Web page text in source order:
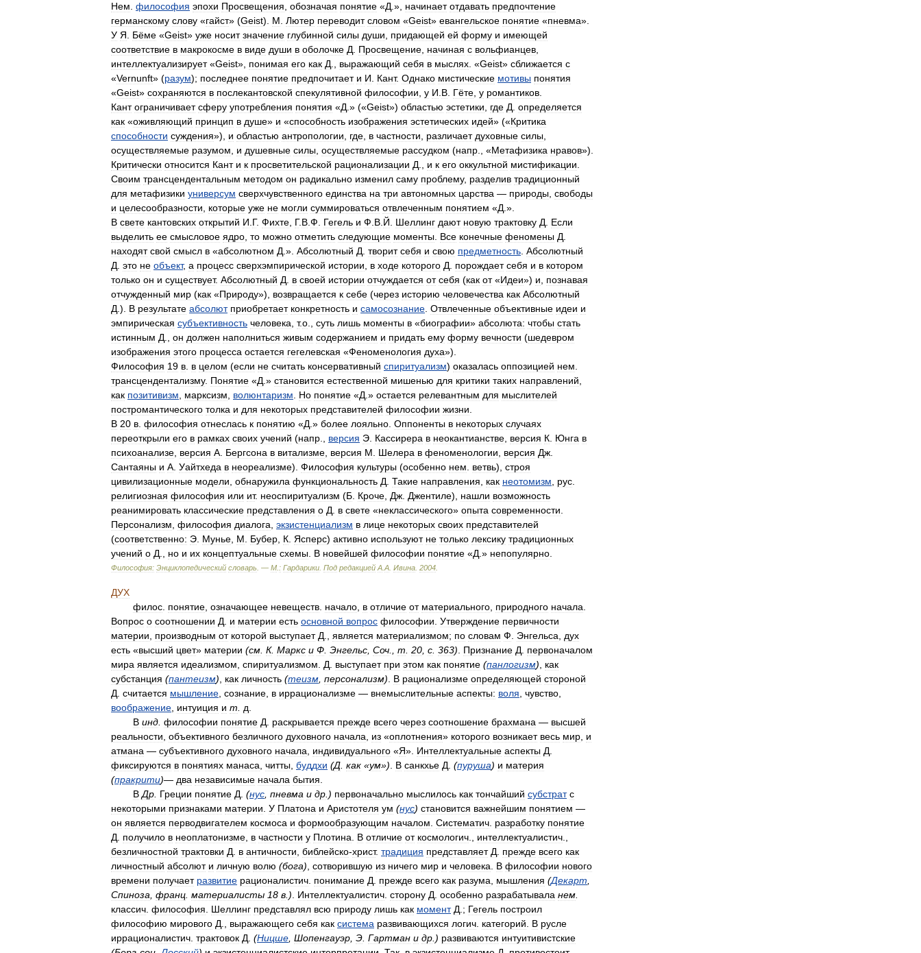
Нем философия эпохи Просвещения обозначая понятие «Д .», начинает отдавать предпочтение
германскому слову «гайст» (Geist). M Лютер переводит словом «Geist» евангельское понятие «пневма».
У Я Бёме «Geist» уже носит значение глубинной силы души придающей ей форму и имеющей
соответствие в макрокосме в виде души в оболочке Д Просвещение начиная с вольфианцев
интеллектуализирует«Geist», понимая его как Д выражающий себя в мыслях . «Geist» сближается с
«Vernunft» (разум); последнее понятие предпочитает и И Кант. Однако мистические мотивы понятия
«Geist» сохраняются в послекантовской спекулятивной философии у И В Гёте у романтиков
Кант ограничивает сферу употребления понятия «Д .» («Geist») областью эстетики где Д определяется
как «оживляющий принцип в душе» и «способность изображения эстетических идей» («Критика
способности суждения»), и областью антропологии где в частности различает духовные силы
осуществляемые разумом и душевные силы осуществляемые рассудком (напр ., «Метафизика нравов»).
Критически относится Кант и к просветительской рационализации Д и к его оккультной мистификации
Своим трансцендентальным методом он радикально изменил саму проблему, разделив традиционный
для метафизики универсум сверхчувственного единства на три автономных царства — природы свободы
и целесообразности которые уже не могли суммироваться отвлеченным понятием «Д .».
В свете кантовских открытий И Г. Фихте Г.В Ф Гегель и Ф В Й Шеллинг дают новую трактовку Д Если
выделить ее смысловое ядро то можно отметить следующие моменты Все конечные феномены Д
находят свой смысл в «абсолютном Д .». Абсолютный Д творит себя и свою предметность Абсолютный
Д это не объект, а процесс сверхэмпирической истории в ходе которого Д порождает себя и в котором
только он и существует. Абсолютный Д в своей истории отчуждается от себя (как от«Идеи») и
познавая
отчужденный мир (как «Природу»), возвращается к себе (через историю человечества как Абсолютный
Д .). В результате абсолют приобретает конкретность и самосознание Отвлеченные объективные идеи и
эмпирическая субъективность человека т.о суть лишь моменты в «биографии» абсолюта: чтобы стать
истинным Д он должен наполниться живым содержанием и придать ему форму вечности (шедевром
изображения этого процесса остается гегелевская «Феноменология духа»).
Философия 19 в в целом (если не считать консервативный спиритуализм) оказалась оппозицией нем
трансцендентализму. Понятие «Д .» становится естественной мишенью для критики таких направлений
как позитивизм марксизм волюнтаризм Но понятие «Д .» остается релевантным для мыслителей
постромантического толка и для некоторых представителей философии жизни
В 20 в философия отнеслась к понятию «Д .» более лояльно Оппоненты в некоторых случаях
переоткрыли его в рамках своих учений (напр версия Э Кассирера в неокантианстве версия К Юнга в
психоанализе версия А Бергсона в витализме версия М Шелера в феноменологии версия Дж
Сантаяны и А Уайтхеда в неореализме). Философия культуры (особенно нем ветвь), строя
цивилизационные модели обнаружила функциональность Д Такие направления как неотомизм рус
религиозная философия или ит. неоспиритуализм (Б Кроче Дж Джентиле), нашли возможность
реанимировать классические представления о Д в свете «неклассического» опыта современности
Персонализм философия диалога экзистенциализм в лице некоторых своих представителей
(соответственно: Э Мунье М Бубер К Ясперс) активно используют не только лексику традиционных
учений о Д но и их концептуальные схемы В новейшей философии понятие «Д .» непопулярно
Философия: Энциклопедический словарь . — М : Гардарики Под редакцией А А Ивина 2004
ДУХ
филос понятие означающее невеществ начало в отличие от материального природного начала
Вопрос о соотношении Д и материи есть основной вопрос философии Утверждение первичности
материи
производным от которой выступает Д является материализмом; по словам Ф Энгельса
дух
есть «высший цвет» материи (см К. Маркс и Ф Энгельс Соч т 20 с 363) Признание Д первоначалом
мира является идеализмом спиритуализмом Д выступает при этом как понятие (панлогизм)
как
субстанция (пантеизм) как личность (теизм персонализм) В рационализме определяющей стороной
Д считается мышление сознание в иррационализме — внемыслительные аспекты: воля чувство
воображение интуиция и т д
В инд философии понятие Д раскрывается прежде всего через соотношение брахмана — высшей
реальности объективного безличного духовного начала из «оплотнения» которого возникает весь мир и
атмана — субъективного духовного начала индивидуального «Я». Интеллектуальные аспекты Д
фиксируются в понятиях манаса читты буддхи (Д как «ум») В санкхье Д (пуруша) и материя
(пракрити)— два независимые начала бытия
В Др Греции понятие Д (нус пневма и др ) первоначально мыслилось как тончайший субстрат с
некоторыми признаками материи У Платона и Аристотеля ум (нус) становится важнейшим понятием —
он является перводвигателем космоса и формообразующим началом Систематич разработку понятие
Д получило в неоплатонизме в частности у Плотина В отличие от космологич интеллектуалистич
безличностной трактовки Д в античности библейско-христ. традиция представляет Д прежде всего как
личностный абсолют и личную волю (бога) сотворившую из ничего мир и человека В философии нового
времени получает развитие рационалистич понимание Д прежде всего как разума мышления (Декарт
Спиноза франц материалисты 18 в ) Интеллектуалистич сторону Д особенно разрабатывала нем
классич философия Шеллинг представлял всю природу лишь как момент Д .; Гегель построил
философию мирового Д выражающего себя как система развивающихся логич категорий В русле
иррационалистич трактовок Д (Ницше Шопенгауэр Э Гартман и др ) развиваются интуитивистские